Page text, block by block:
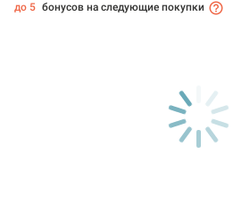
до 5 бонусов на следующие покупки